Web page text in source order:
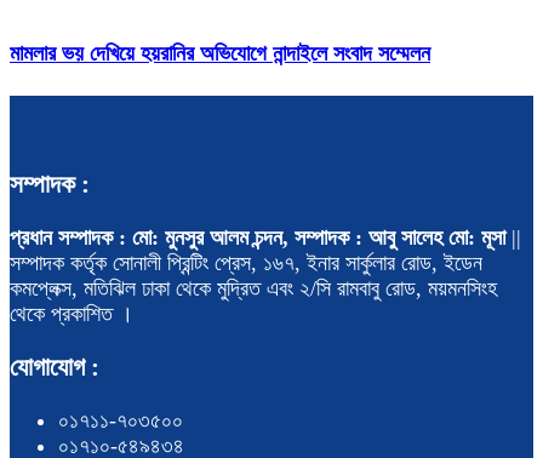
মামলার ভয় দেখিয়ে হয়রানির অভিযোগে নান্দাইলে সংবাদ সম্মেলন
সম্পাদক :
প্রধান সম্পাদক : মো: মুনসুর আলম চন্দন, সম্পাদক : আবু সালেহ মো: মূসা||
সম্পাদক কর্তৃক সোনালী প্রিন্টিং প্রেস, ১৬৭, ইনার সার্কুলার রোড, ইডেন
কমপ্লেক্স, মতিঝিল ঢাকা থেকে মুদ্রিত এবং ২/সি রামবাবু রোড, ময়মনসিংহ
থেকে প্রকাশিত ।
যোগাযোগ :
০১৭১১-৭০৩৫০০
০১৭১০-৫৪৯৪৩৪